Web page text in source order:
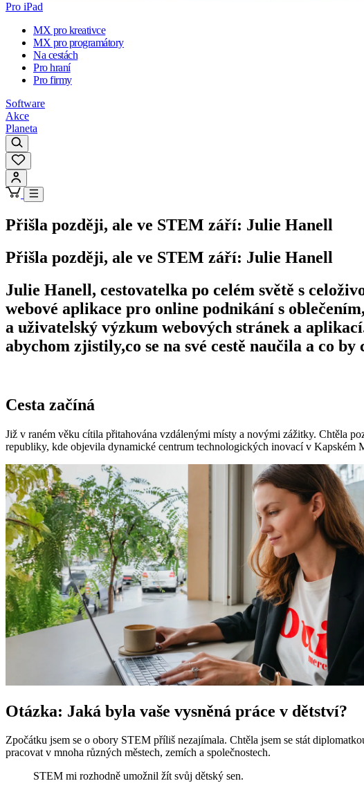
Pro iPad
MX pro kreativce
MX pro programátory
Na cestách
Pro hraní
Pro firmy
Software
Akce
Planeta
Přišla později, ale ve STEM září: Julie Hanell
Přišla později, ale ve STEM září: Julie Hanell
Julie Hanell, cestovatelka po celém světě s
webové aplikace pro online podnikání s
a uživatelský výzkum webových stránek a
abychom zjistily,co se na své cestě naučila a co
Cesta začíná
Již v raném věku cítila přitahována vzdálenými místy a novými zážitky. Chtěla
republiky, kde objevila dynamické centrum technologických inovací v Kapském
Otázka: Jaká byla vaše vysněná práce v dětství?
Zpočátku jsem se o obory STEM příliš nezajímala. Chtěla jsem se stát
pracovat v mnoha různých městech, zemích a společnostech.
STEM mi rozhodně umožnil žít svůj dětský sen.